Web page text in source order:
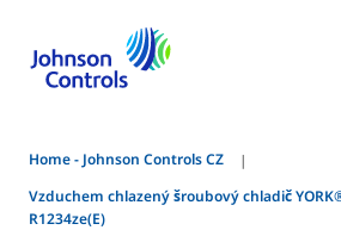
Home - Johnson Controls CZ
Vzduchem chlazený šroubový chladič YORK®
R1234ze(E)